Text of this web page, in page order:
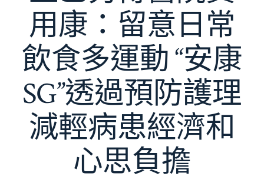
用康：留意日常
飲食多運動 “安康
SG”透過預防護理
減輕病患經濟和
心思負擔